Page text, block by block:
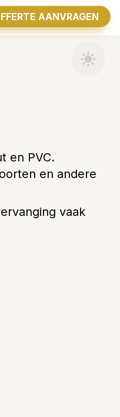
AANVRAGEN
en PVC.
en andere
vaak